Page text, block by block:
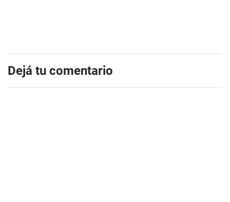
Dejá tu comentario